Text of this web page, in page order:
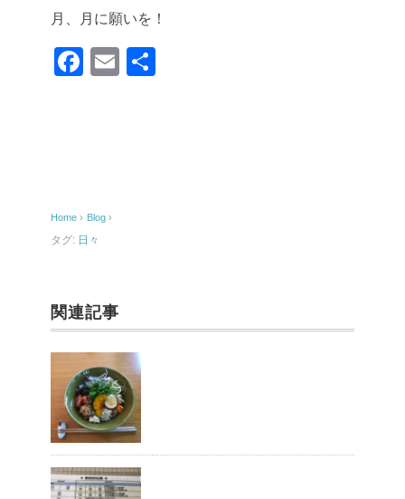
月、月に願いを！
F
o
o
E
Home › Blog ›
タグ: 日々
関連記事